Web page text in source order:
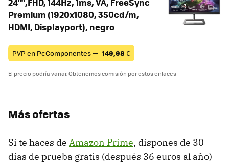
Premium (1920x1080, 350cd/m,
HDMI, Displayport), negro
PVP en PcComponentes — 149,98 €
El precio podría variar. Obtenemos comisión por estos enlaces
Más ofertas
Si te haces de Amazon Prime, dispones de 30
días de prueba gratis (después 36 euros al año)